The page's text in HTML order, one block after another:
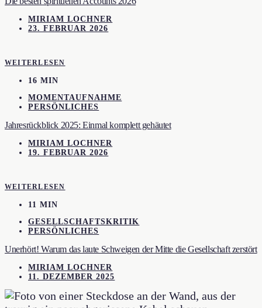
MIRIAM LOCHNER
23. FEBRUAR 2026
WEITERLESEN
16 MIN
MOMENTAUFNAHME
PERSÖNLICHES
Jahresrückblick 2025: Einmal komplett gehäutet
MIRIAM LOCHNER
19. FEBRUAR 2026
WEITERLESEN
11 MIN
GESELLSCHAFTSKRITIK
PERSÖNLICHES
Unerhört! Warum das laute Schweigen der Mitte die Gesellschaft zerstört
MIRIAM LOCHNER
11. DEZEMBER 2025